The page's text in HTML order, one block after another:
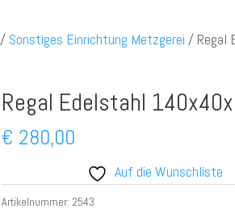
/ Sonstiges Einrichtung Metzgerei / Regal
Regal Edelstahl
€ 280,00
Auf die Wunschliste
Artikelnummer:2543